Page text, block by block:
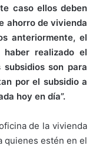
caso ellos deben
ahorro de vivienda
anteriormente, el
realizado el
son para
por el subsidio a
hoy en día”.
de la vivienda
quienes estén en el